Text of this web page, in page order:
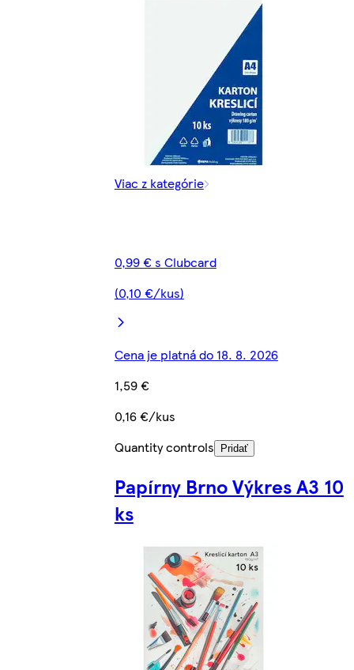
Viac z kategórie
0,99 € s Clubcard
(0,10 €/kus)
Cena je platná do 18. 8. 2026
1,59 €
0,16 €/kus
Quantity controls
Pridať
Papírny Brno Výkres A3 10
ks